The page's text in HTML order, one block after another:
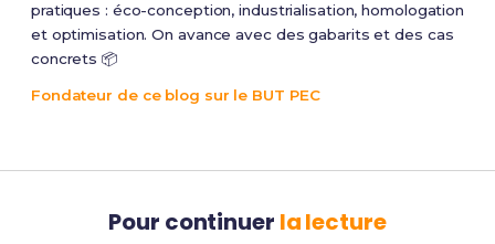
pratiques : éco-conception, industrialisation, homologation
et optimisation. On avance avec des gabarits et des cas
concrets 📦
Fondateur de ce blog sur le BUT PEC
Pour continuer la lecture